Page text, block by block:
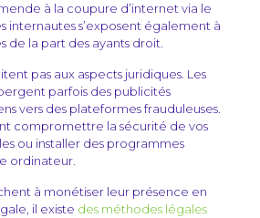
à la coupure d’internet via le
internautes s’exposent également à
de la part des ayants droit.
pas aux aspects juridiques. Les
parfois des publicités
vers des plateformes frauduleuses.
compromettre la sécurité de vos
ou installer des programmes
ordinateur.
à monétiser leur présence en
il existe des méthodes légales